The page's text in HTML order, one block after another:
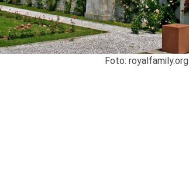
Foto: royalfamily.org